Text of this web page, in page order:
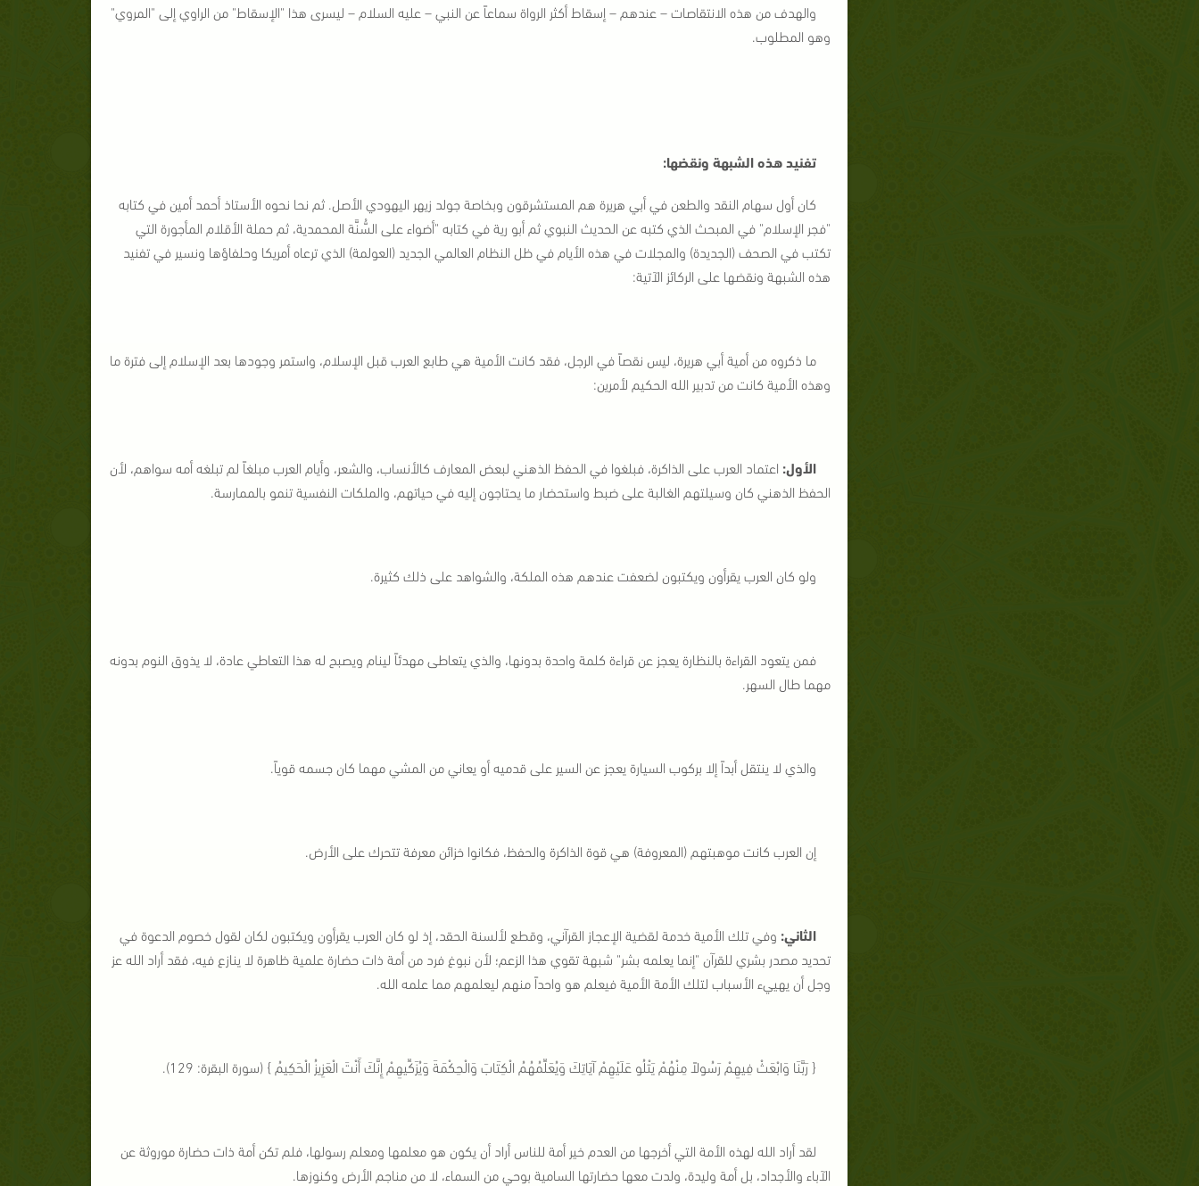
والهدف من هذه الانتقاصات – عندهم – إسقاط أكثر الرواة سماعاً عن النبي – عليه السلام – ليسرى هذا "الإسقاط" من الراوي إلى "المروي"
وهو المطلوب.
تفنيد هذه الشبهة ونقضها:
كان أول سهام النقد والطعن في أبي هريرة هم المستشرقون وبخاصة جولد زيهر اليهودي الأصل. ثم نحا نحوه الأستاذ أحمد أمين في كتابه
"فجر الإسلام" في المبحث الذي كتبه عن الحديث النبوي ثم أبو رية في كتابه "أضواء على السُّنَّة المحمدية، ثم حملة الأقلام المأجورة التي
تكتب في الصحف (الجديدة) والمجلات في هذه الأيام في ظل النظام العالمي الجديد (العولمة) الذي ترعاه أمريكا وحلفاؤها ونسير في تفنيد
هذه الشبهة ونقضها على الركائز الآتية:
ما ذكروه من أمية أبي هريرة، ليس نقصاً في الرجل، فقد كانت الأمية هي طابع العرب قبل الإسلام، واستمر وجودها بعد الإسلام إلى فترة ما
وهذه الأمية كانت من تدبير الله الحكيم لأمرين:
الأول: اعتماد العرب على الذاكرة، فبلغوا في الحفظ الذهني لبعض المعارف كالأنساب، والشعر، وأيام العرب مبلغاً لم تبلغه أمه سواهم، لأن
الحفظ الذهني كان وسيلتهم الغالبة على ضبط واستحضار ما يحتاجون إليه في حياتهم، والملكات النفسية تنمو بالممارسة.
ولو كان العرب يقرأون ويكتبون لضعفت عندهم هذه الملكة، والشواهد على ذلك كثيرة.
فمن يتعود القراءة بالنظارة يعجز عن قراءة كلمة واحدة بدونها، والذي يتعاطى مهدئاً لينام ويصبح له هذا التعاطي عادة، لا يذوق النوم بدونه
مهما طال السهر.
والذي لا ينتقل أبداً إلا بركوب السيارة يعجز عن السير على قدميه أو يعاني من المشي مهما كان جسمه قوياً.
إن العرب كانت موهبتهم (المعروفة) هي قوة الذاكرة والحفظ، فكانوا خزائن معرفة تتحرك على الأرض.
الثاني: وفي تلك الأمية خدمة لقضية الإعجاز القرآني، وقطع لألسنة الحقد، إذ لو كان العرب يقرأون ويكتبون لكان لقول خصوم الدعوة في
تحديد مصدر بشري للقرآن "إنما يعلمه بشر" شبهة تقوي هذا الزعم؛ لأن نبوغ فرد من أمة ذات حضارة علمية ظاهرة لا ينازع فيه، فقد أراد الله عز
وجل أن يهييء الأسباب لتلك الأمة الأمية فيعلم هو واحداً منهم ليعلمهم مما علمه الله.
{ رَبَّنَا وَابْعَثْ فِيهِمْ رَسُولاً مِنْهُمْ يَتْلُو عَلَيْهِمْ آيَاتِكَ وَيُعَلِّمُهُمُ الْكِتَابَ وَالْحِكْمَةَ وَيُزَكِّيهِمْ إِنَّكَ أَنْتَ الْعَزِيزُ الْحَكِيمُ } (سورة البقرة: 129).
لقد أراد الله لهذه الأمة التي أخرجها من العدم خير أمة للناس أراد أن يكون هو معلمها ومعلم رسولها، فلم تكن أمة ذات حضارة موروثة عن
الآباء والأجداد، بل أمة وليدة، ولدت معها حضارتها السامية بوحي من السماء، لا من مناجم الأرض وكنوزها.